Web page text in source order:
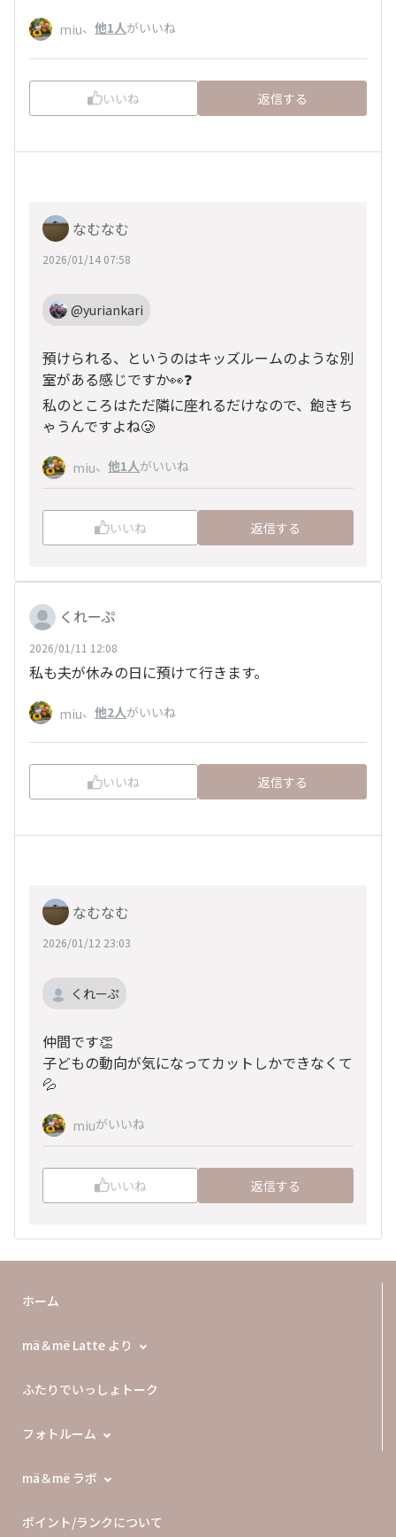
miu、 他1人がいいね
いいね 返信する
なむなむ
2026/01/14 07:58
@yuriankari
預けられる、というのはキッズルームのような別
室がある感じですか👀❓️
私のところはただ隣に座れるだけなので、飽きち
ゃうんですよね🥲
miu、 他1人がいいね
いいね 返信する
くれーぷ
2026/01/11 12:08
私も夫が休みの日に預けて行きます。
miu、 他2人がいいね
いいね 返信する
なむなむ
2026/01/12 23:03
くれーぷ
仲間です👏
子どもの動向が気になってカットしかできなくて
💦
miuがいいね
いいね 返信する
ホーム
mä＆më Latte より
ふたりでいっしょトーク
フォトルーム
mä＆më ラボ
ポイント/ランクについて